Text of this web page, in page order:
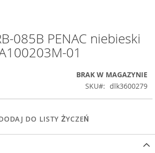
085B PENAC niebieski
01
BRAK W MAGAZYNIE
SKU
dlk3600279
DO LISTY ŻYCZEŃ